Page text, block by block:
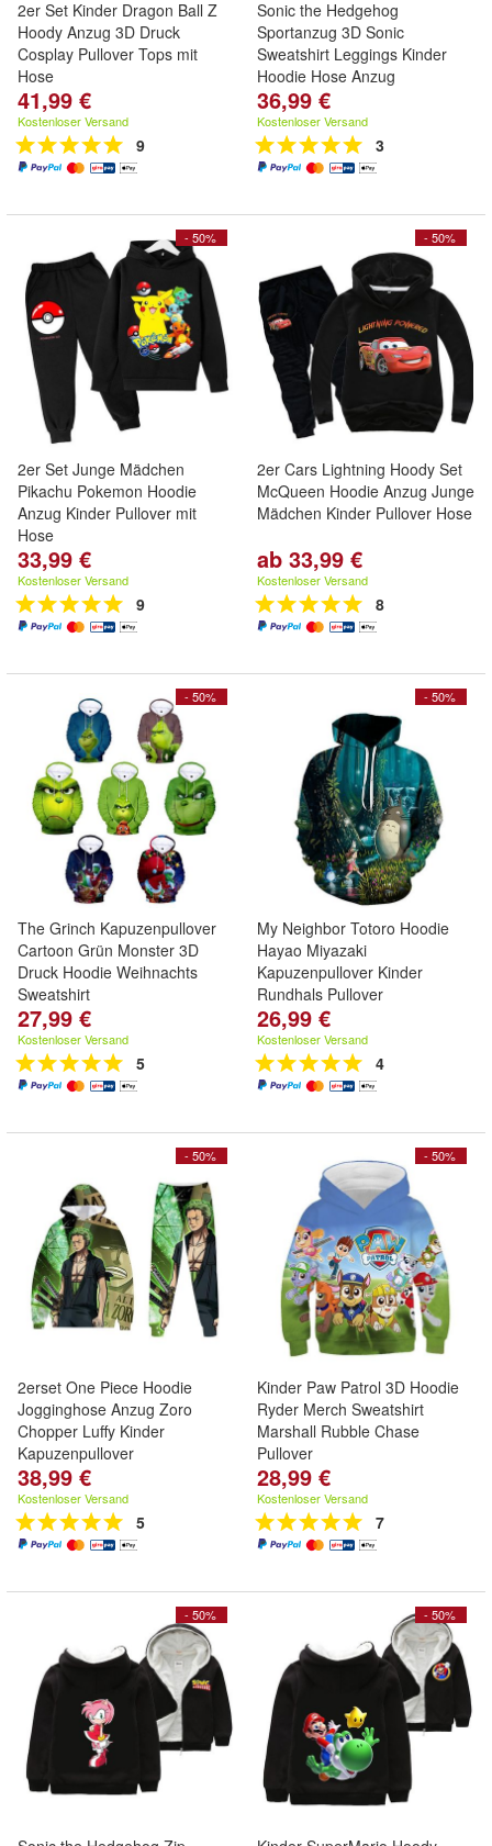
2er Set Kinder Dragon Ball Z
Hoody Anzug 3D Druck
Cosplay Pullover Tops mit
Hose
41,99 €
Kostenloser Versand
9
Sonic the Hedgehog
Sportanzug 3D Sonic
Sweatshirt Leggings Kinder
Hoodie Hose Anzug
36,99 €
Kostenloser Versand
3
- 50%
2er Set Junge Mädchen
Pikachu Pokemon Hoodie
Anzug Kinder Pullover mit
Hose
33,99 €
Kostenloser Versand
9
- 50%
2er Cars Lightning Hoody Set
McQueen Hoodie Anzug Junge
Mädchen Kinder Pullover Hose
ab 33,99 €
Kostenloser Versand
8
- 50%
The Grinch Kapuzenpullover
Cartoon Grün Monster 3D
Druck Hoodie Weihnachts
Sweatshirt
27,99 €
Kostenloser Versand
5
- 50%
My Neighbor Totoro Hoodie
Hayao Miyazaki
Kapuzenpullover Kinder
Rundhals Pullover
26,99 €
Kostenloser Versand
4
- 50%
2erset One Piece Hoodie
Jogginghose Anzug Zoro
Chopper Luffy Kinder
Kapuzenpullover
38,99 €
Kostenloser Versand
5
- 50%
Kinder Paw Patrol 3D Hoodie
Ryder Merch Sweatshirt
Marshall Rubble Chase
Pullover
28,99 €
Kostenloser Versand
7
- 50% - 50%